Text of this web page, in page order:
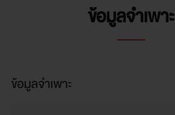
ข้อมูลจำเพาะ
ข้อมูลจำเพาะ